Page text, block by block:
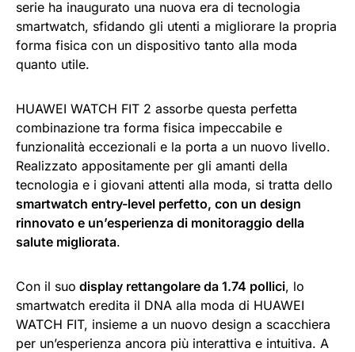
serie ha inaugurato una nuova era di tecnologia
smartwatch, sfidando gli utenti a migliorare la propria
forma fisica con un dispositivo tanto alla moda
quanto utile.
HUAWEI WATCH FIT 2 assorbe questa perfetta
combinazione tra forma fisica impeccabile e
funzionalità eccezionali e la porta a un nuovo livello.
Realizzato appositamente per gli amanti della
tecnologia e i giovani attenti alla moda, si tratta dello
smartwatch entry-level perfetto, con un design
rinnovato e un’esperienza di monitoraggio della
salute migliorata.
Con il suo display rettangolare da 1.74 pollici, lo
smartwatch eredita il DNA alla moda di HUAWEI
WATCH FIT, insieme a un nuovo design a scacchiera
per un’esperienza ancora più interattiva e intuitiva. A